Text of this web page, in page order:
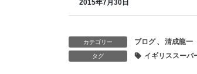
2015年7月30日
カテゴリー ブログ 、 清成龍一
タグ イギリススーパ